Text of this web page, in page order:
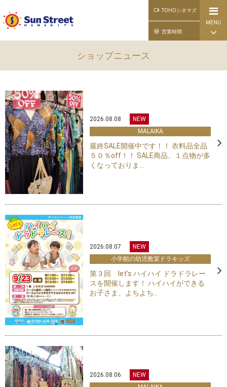
TOHOシネマズ
営業時間
MENU
公式ライン
ショップニュース
2026.08.08
NEW
MALAIKA
最終SALE開催中です！！ 衣料品全品
５０％off！！ SALE商品、１点物が多
くなっておりま...
2026.08.07
NEW
小学館の幼児教室ドラキッズ
第３回 let's ハイハイ ドラドラレー
スを開催します！ ハイハイができる
お子さま、よちよち...
2026.08.06
NEW